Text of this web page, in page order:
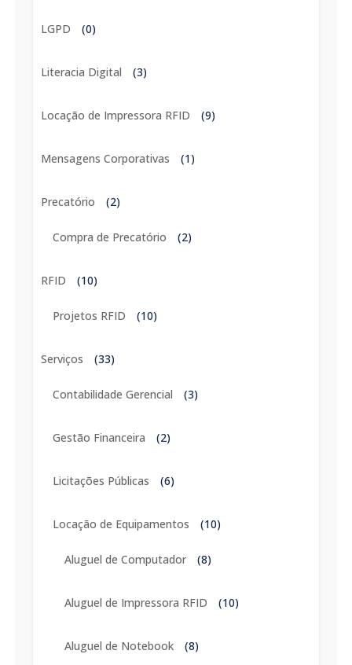
LGPD (0)
Literacia Digital (3)
Locação de Impressora RFID (9)
Mensagens Corporativas (1)
Precatório (2)
Compra de Precatório (2)
RFID (10)
Projetos RFID (10)
Serviços (33)
Contabilidade Gerencial (3)
Gestão Financeira (2)
Licitações Públicas (6)
Locação de Equipamentos (10)
Aluguel de Computador (8)
Aluguel de Impressora RFID (10)
Aluguel de Notebook (8)